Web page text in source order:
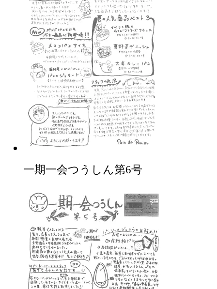
一期一会つうしん第6号